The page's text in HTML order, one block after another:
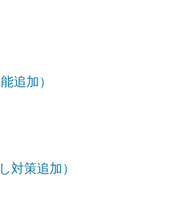
追加）
対策追加）